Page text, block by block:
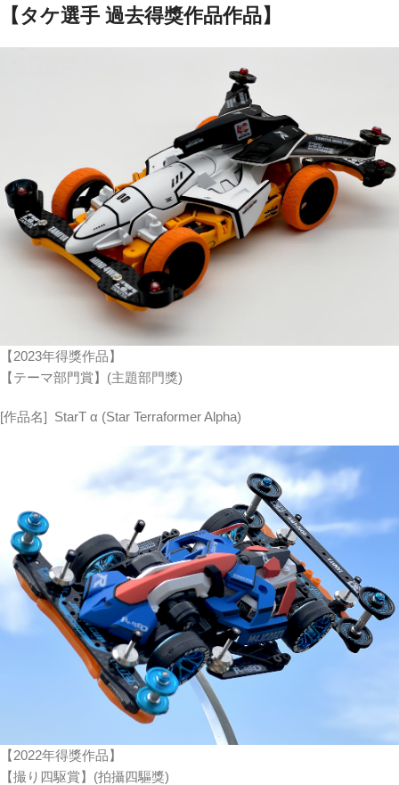
【タケ選手 過去得獎作品作品】
【2023年得獎作品】
【テーマ部門賞】(主題部門獎)
[作品名] StarT α (Star Terraformer Alpha)
【2022年得獎作品】
【撮り四駆賞】(拍攝四驅獎)